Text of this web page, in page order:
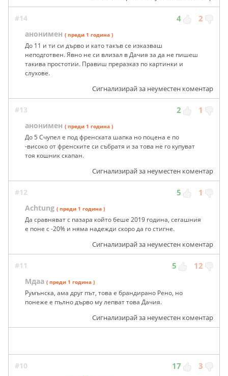
#14 4 2
анонимен ( преди 1 година )
До 11 и ти си дърво и като такъв се изказваш
неподготвен. Явно не си влизал в Дачия за да не пишеш
такива простотии. Правиш преразказ по картинки и
слухове.
Сигнализирай за неуместен коментар
#13 2 1
анонимен ( преди 1 година )
До 5 Счупел е под френската шапка но поцена е по
-високо от френските си събратя и за това не го купуват
тоя кошник скапан.
Сигнализирай за неуместен коментар
#12 5 1
Achtung ( преди 1 година )
Да сравняват с пазара който беше 2019 година, сегашния
е поне с -20% и няма надежди скоро да го стигне.
Сигнализирай за неуместен коментар
#11 5 12
Мдаа ( преди 1 година )
Румънска, ама друг път, това е брандирано Рено, но
понеже е пълно дърво му лепват това Дачия.
Сигнализирай за неуместен коментар
#10 17 3